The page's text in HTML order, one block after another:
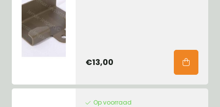
€13,00
Op voorraad